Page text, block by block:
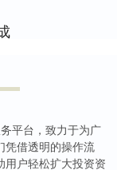
平台，致力于为广
凭借透明的操作流
用户轻松扩大投资资